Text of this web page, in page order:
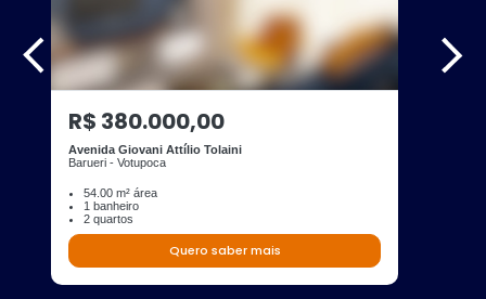
R$ 380.000,00
Avenida Giovani Attílio Tolaini
Barueri - Votupoca
54.00 m² área
1 banheiro
2 quartos
Quero saber mais